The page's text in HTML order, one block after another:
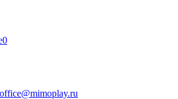
0
office@mimoplay.ru